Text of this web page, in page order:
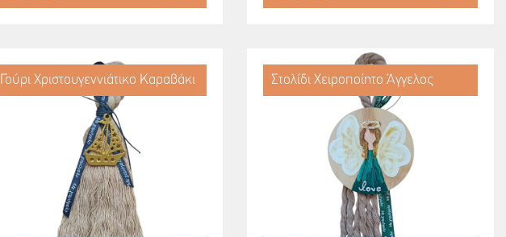
Γούρι Χριστουγεννιάτικο Καραβάκι Στολίδι Χειροποίητο Άγγελος